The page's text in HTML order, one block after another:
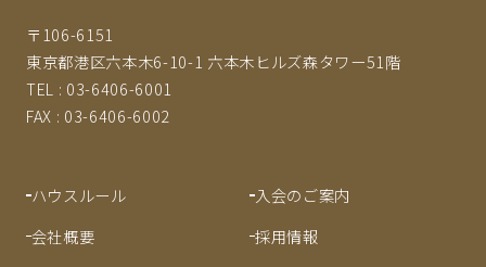
〒106-6151
東京都港区六本木6-10-1 六本木ヒルズ森タワー51階
TEL : 03-6406-6001
FAX : 03-6406-6002
ハウスルール
入会のご案内
会社概要
採用情報